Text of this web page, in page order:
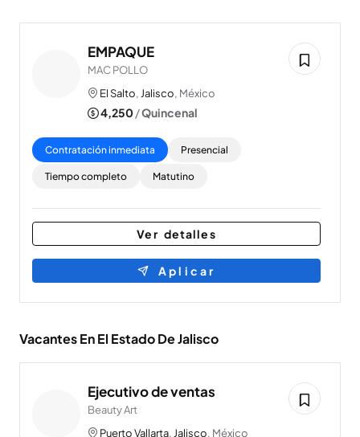
EMPAQUE
MAC POLLO
El Salto, Jalisco, México
4,250/Quincenal
Contratación inmediata Presencial
Tiempo completo Matutino
Ver detalles
Aplicar
Vacantes En El Estado De Jalisco
Ejecutivo de ventas
Beauty Art
Puerto Vallarta, Jalisco, México